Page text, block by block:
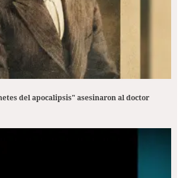
del apocalipsis" asesinaron al doctor